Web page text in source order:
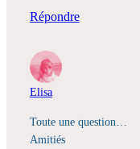
Répondre
Elisa
Toute une question…
Amitiés